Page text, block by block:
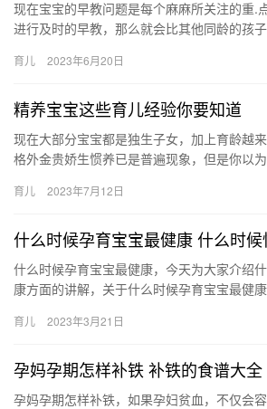
现在宝宝的早教问题是每个麻麻所关注的重.
进行及时的早教，那么就会比其他同龄的孩
麻…
育儿 2023年6月20日
精养宝宝这些育儿经验你要知道
现在大部分宝宝都是独生子女，加上育龄越
格外金贵娇生惯养已是普遍现象，但是你以
女，…
育儿 2023年7月12日
什么时候孕育宝宝最健康 什么时
什么时候孕育宝宝最健康，今天为大家介绍
康方面的讲解，关于什么时候孕育宝宝最健
…
育儿 2023年3月21日
孕妈孕期怎样补铁 补铁的食谱大全
孕妈孕期怎样补铁，如果孕妇贫血，不仅会